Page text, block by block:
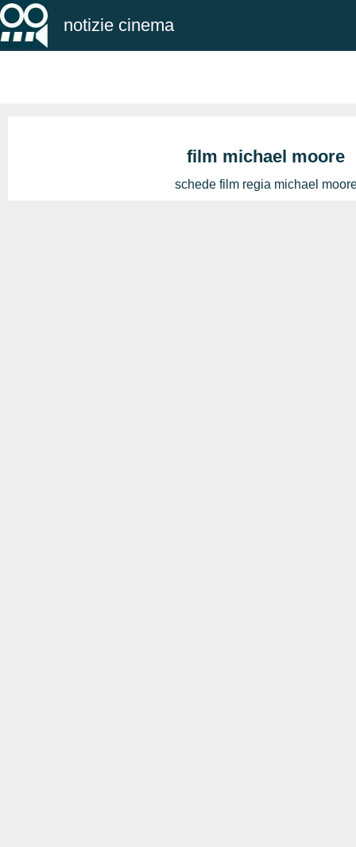
notizie cinema
film michael moore
schede film regia michael